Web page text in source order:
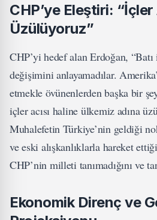
CHP’ye Eleştiri: “İçler
Üzülüyoruz”
CHP’yi hedef alan Erdoğan,
değişimini anlayamadılar.
etmekle övünenlerden başka bir
içler acısı haline ülkemiz adına
Muhalefetin Türkiye’nin geldiği
ve eski alışkanlıklarla hareket
CHP’nin milleti tanımadığını ve
Ekonomik Direnç ve